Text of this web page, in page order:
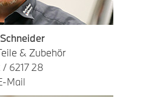
& Zubehör
6217 28
Mail